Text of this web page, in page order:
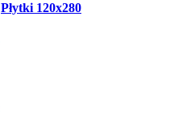
Płytki 120x280